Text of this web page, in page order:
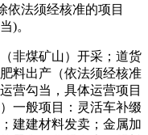
依法须经核准的项目
)。
煤矿山）开采；道货
料出产（依法须经核准
营勾当，具体运营项目
一般项目：灵活车补缀
建建材料发卖；金属加